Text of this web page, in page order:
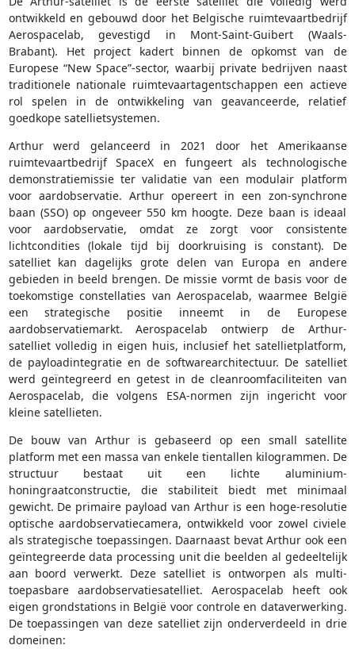
ontwikkeld en gebouwd door het Belgische ruimtevaartbedrijf
Aerospacelab, gevestigd in Mont-Saint-Guibert (Waals-
Brabant). Het project kadert binnen de opkomst van de
Europese “New Space”-sector, waarbij private bedrijven naast
traditionele nationale ruimtevaartagentschappen een actieve
rol spelen in de ontwikkeling van geavanceerde, relatief
goedkope satellietsystemen.
Arthur werd gelanceerd in 2021 door het Amerikaanse
ruimtevaartbedrijf SpaceX en fungeert als technologische
demonstratiemissie ter validatie van een modulair platform
voor aardobservatie. Arthur opereert in een zon-synchrone
baan (SSO) op ongeveer 550 km hoogte. Deze baan is ideaal
voor aardobservatie, omdat ze zorgt voor consistente
lichtcondities (lokale tijd bij doorkruising is constant). De
satelliet kan dagelijks grote delen van Europa en andere
gebieden in beeld brengen. De missie vormt de basis voor de
toekomstige constellaties van Aerospacelab, waarmee België
een strategische positie inneemt in de Europese
aardobservatiemarkt. Aerospacelab ontwierp de Arthur-
satelliet volledig in eigen huis, inclusief het satellietplatform,
de payloadintegratie en de softwarearchitectuur. De satelliet
werd geïntegreerd en getest in de cleanroomfaciliteiten van
Aerospacelab, die volgens ESA-normen zijn ingericht voor
kleine satellieten.
De bouw van Arthur is gebaseerd op een small satellite
platform met een massa van enkele tientallen kilogrammen. De
structuur bestaat uit een lichte aluminium-
honingraatconstructie, die stabiliteit biedt met minimaal
gewicht. De primaire payload van Arthur is een hoge-resolutie
optische aardobservatiecamera, ontwikkeld voor zowel civiele
als strategische toepassingen. Daarnaast bevat Arthur ook een
geïntegreerde data processing unit die beelden al gedeeltelijk
aan boord verwerkt. Deze satelliet is ontworpen als multi-
toepasbare aardobservatiesatelliet. Aerospacelab heeft ook
eigen grondstations in België voor controle en dataverwerking.
De toepassingen van deze satelliet zijn onderverdeeld in drie
domeinen: